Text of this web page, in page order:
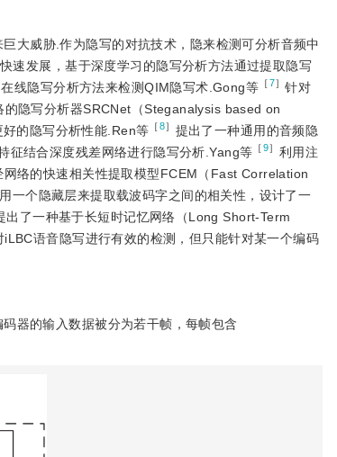
大威胁.作为隐写的对抗技术，隐来检测可分析音频中
速发展，基于深度学习的隐写分析方法通过提取隐写
线隐写分析方法来检测QIM隐写术.Gong等 ［7］ 针对
隐写分析器SRCNet（Steganalysis based on
的隐写分析性能.Ren等 ［8］ 提出了一种通用的音频隐
结合深度残差网络进行隐写分析.Yang等 ［9］ 利用注
络的快速相关性提取模型FCEM（Fast Correlation
一个隐藏层来提取载波码字之间的相关性，设计了一
了一种基于长短时记忆网络（Long Short-Term
语音隐写进行有效的检测，但只能针对某一个编码
器的输入数据被分为若干帧，每帧包含